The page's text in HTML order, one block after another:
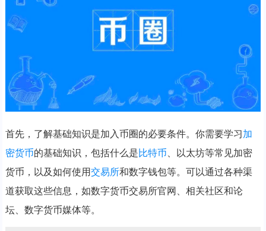
首先，了解基础知识是加入币圈的必要条件。你需要学习加
密货币的基础知识，包括什么是比特币 、以太坊等常见加密
货币，以及如何使用交易所和数字钱包等。可以通过各种渠
道获取这些信息，如数字货币交易所官网、相关社区和论
坛、数字货币媒体等。